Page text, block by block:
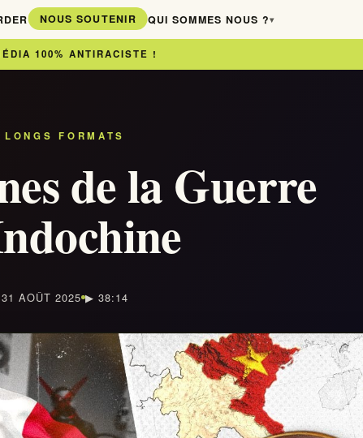
NOUS SOUTENIR QUI SOMMES NOUS ?▾
100% ANTIRACISTE !
LONGS FORMATS
de la Guerre
31 AOÛT 2025 ▶ 38:14